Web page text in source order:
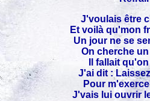
J'voulais être
Et voilà qu'mon
Un jour ne se
On cherche
Il fallait
J'ai dit :
Pour
J'vais lui ouvrir